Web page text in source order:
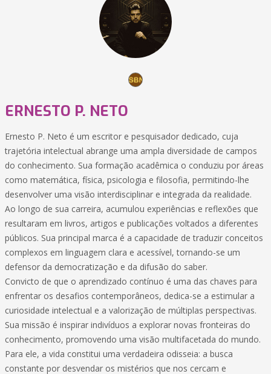
ERNESTO P. NETO
Ernesto P. Neto é um escritor e pesquisador dedicado, cuja
trajetória intelectual abrange uma ampla diversidade de campos
do conhecimento. Sua formação acadêmica o conduziu por áreas
como matemática, física, psicologia e filosofia, permitindo-lhe
desenvolver uma visão interdisciplinar e integrada da realidade.
Ao longo de sua carreira, acumulou experiências e reflexões que
resultaram em livros, artigos e publicações voltados a diferentes
públicos. Sua principal marca é a capacidade de traduzir conceitos
complexos em linguagem clara e acessível, tornando-se um
defensor da democratização e da difusão do saber.
Convicto de que o aprendizado contínuo é uma das chaves para
enfrentar os desafios contemporâneos, dedica-se a estimular a
curiosidade intelectual e a valorização de múltiplas perspectivas.
Sua missão é inspirar indivíduos a explorar novas fronteiras do
conhecimento, promovendo uma visão multifacetada do mundo.
Para ele, a vida constitui uma verdadeira odisseia: a busca
constante por desvendar os mistérios que nos cercam e